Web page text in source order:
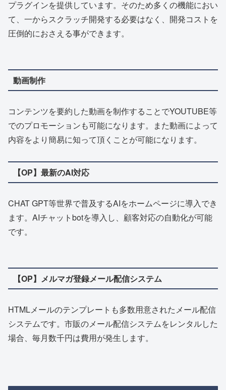
プラグインを提供しています。そのため多くの機能におい
て、一からスクラッチ開発する必要はなく、開発コストを
圧倒的におさえる事ができます。
動画制作
コンテンツを要約した動画を制作することでYOUTUBE等
でのプロモーションも可能になります。また動画によって
内容をより簡易に知って頂くことが可能になります。
【OP】最新のAI対応
CHAT GPT等世界で普及するAIをホームページに導入でき
ます。AIチャットbotを導入し、顧客対応の自動化が可能
です。
【OP】メルマガ登録メール配信システム
HTMLメールのテンプレートも多数用意されたメール配信
システムです。市販のメール配信システムをレンタルした
場合、毎月数千円は費用が発生します。